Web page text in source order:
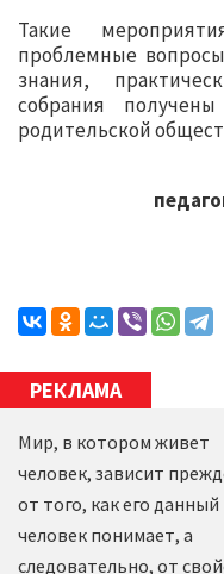
Такие
проблемные
знания,
собрания
родительской
РЕКЛАМА
Мир, в котором живет
человек, зависит
от того, как его данный
человек понимает, а
следовательно, от